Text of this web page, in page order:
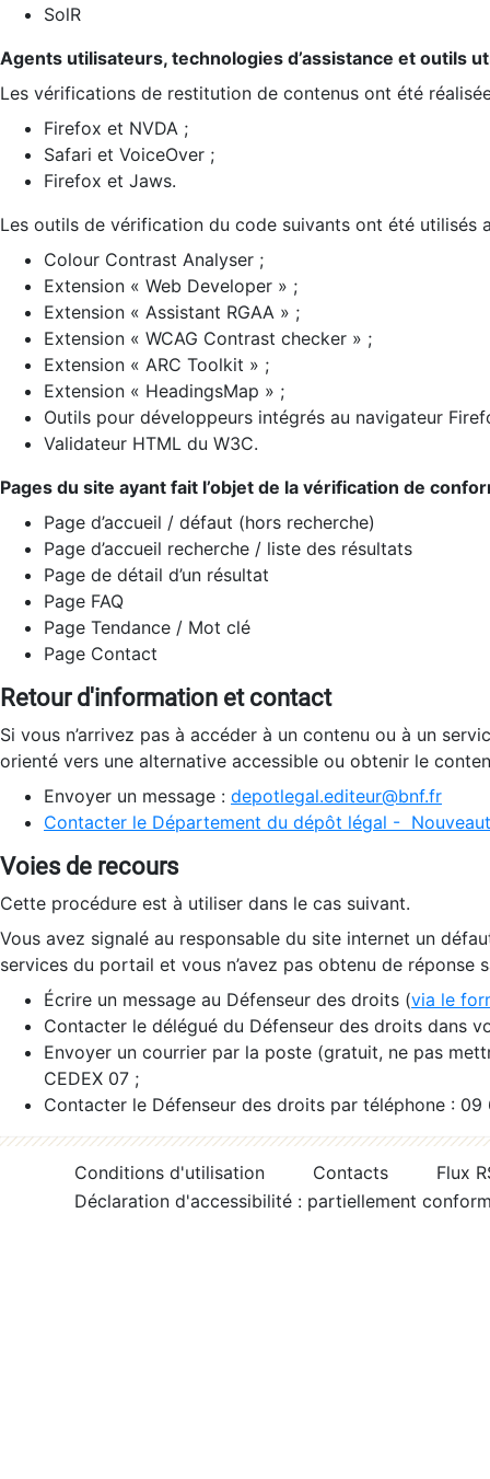
SolR
Agents utilisateurs, technologies d’assistance et outils
Les vérifications de restitution de contenus ont été
Firefox et NVDA ;
Safari et VoiceOver ;
Firefox et Jaws.
Les outils de vérification du code suivants ont été utilisés
Colour Contrast Analyser ;
Extension « Web Developer » ;
Extension « Assistant RGAA » ;
Extension « WCAG Contrast checker » ;
Extension « ARC Toolkit » ;
Extension « HeadingsMap » ;
Outils pour développeurs intégrés au navigateur
Validateur HTML du W3C.
Pages du site ayant fait l’objet de la vérification de
Page d’accueil / défaut (hors recherche)
Page d’accueil recherche / liste des résultats
Page de détail d’un résultat
Page FAQ
Page Tendance / Mot clé
Page Contact
Retour d'information et contact
Si vous n’arrivez pas à accéder à un contenu ou à un
orienté vers une alternative accessible ou obtenir le
Envoyer un message : depotlegal.editeur@bnf.fr
Contacter le Département du dépôt légal -
Voies de recours
Cette procédure est à utiliser dans le cas suivant.
Vous avez signalé au responsable du site internet un
services du portail et vous n’avez pas obtenu de réponse
Écrire un message au Défenseur des droits (via le
Contacter le délégué du Défenseur des droits dans
Envoyer un courrier par la poste (gratuit, ne pas
CEDEX 07 ;
Contacter le Défenseur des droits par téléphone :
Conditions d'utilisation Contacts
Flux
Déclaration d'accessibilité : partiellement